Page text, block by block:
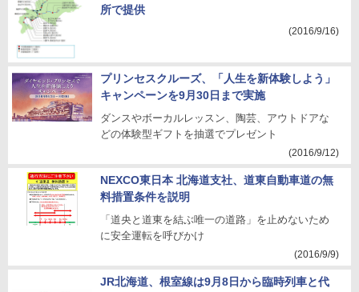
所で提供
(2016/9/16)
プリンセスクルーズ、「人生を新体験しよう」
キャンペーンを9月30日まで実施
ダンスやボーカルレッスン、陶芸、アウトドアな
どの体験型ギフトを抽選でプレゼント
(2016/9/12)
NEXCO東日本 北海道支社、道東自動車道の無
料措置条件を説明
「道央と道東を結ぶ唯一の道路」を止めないため
に安全運転を呼びかけ
(2016/9/9)
JR北海道、根室線は9月8日から臨時列車と代